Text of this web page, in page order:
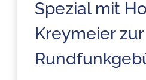
Spezial mit
Kreymeier zur